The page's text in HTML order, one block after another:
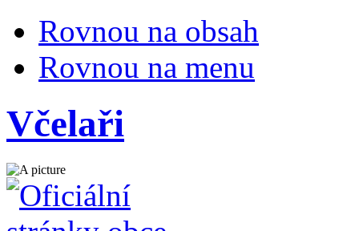
Rovnou na obsah
Rovnou na menu
Včelaři